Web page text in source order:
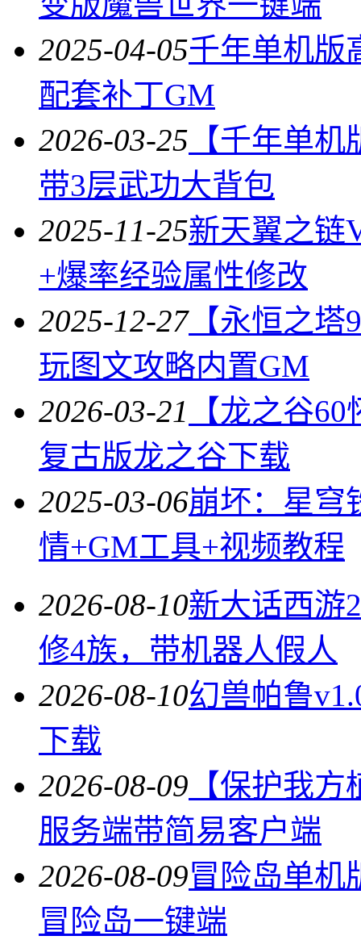
2025-04-05千年单机版
配套补丁GM
2026-03-25 【千年单
带3层武功大背包
2025-11-25新天翼之链
+爆率经验属性修改
2025-12-27【永恒之塔
玩图文攻略内置GM
2026-03-21
【龙之谷
复古版龙之谷下载
2025-03-06崩坏：星穹
情+GM工具+视频教程
2026-08-10新大话西游
修4族，带机器人假人
2026-08-10幻兽帕鲁
下载
2026-08-09 【保护我
服务端带简易客户端
2026-08-09冒险岛单机
冒险岛一键端